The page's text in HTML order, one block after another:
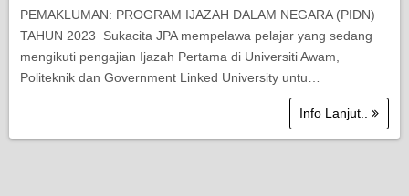
PEMAKLUMAN: PROGRAM IJAZAH DALAM NEGARA (PIDN)
TAHUN 2023 Sukacita JPA mempelawa pelajar yang sedang
mengikuti pengajian Ijazah Pertama di Universiti Awam,
Politeknik dan Government Linked University untu…
Info Lanjut..